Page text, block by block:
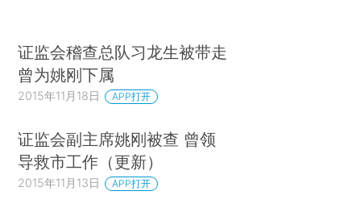
证监会稽查总队习龙生被带走
曾为姚刚下属
2015年11月18日 APP打开
证监会副主席姚刚被查 曾领
导救市工作（更新）
2015年11月13日 APP打开